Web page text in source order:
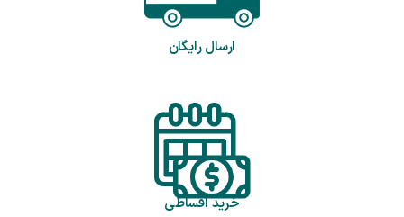
ارسال رایگان
خرید اقساطی